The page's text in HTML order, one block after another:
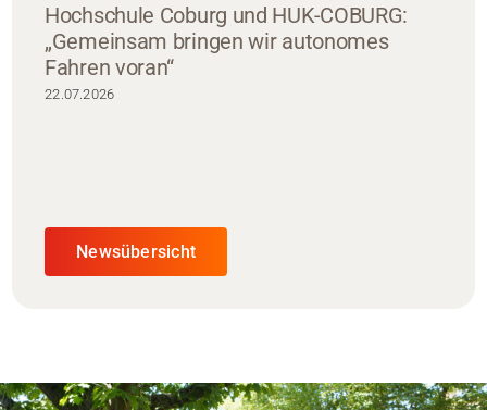
Hochschule Coburg und HUK-COBURG:
„Gemeinsam bringen wir autonomes
Fahren voran“
22.07.2026
Newsübersicht